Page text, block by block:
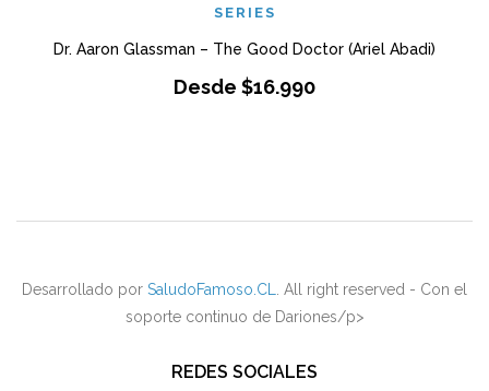
SERIES
Dr. Aaron Glassman – The Good Doctor (Ariel Abadi)
Desde $16.990
Desarrollado por SaludoFamoso.CL
. All right reserved - Con el
soporte continuo de Dariones/p>
REDES SOCIALES